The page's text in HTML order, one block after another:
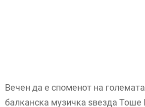
Вечен да е споменот на
балканска музичка ѕвезда Тоше